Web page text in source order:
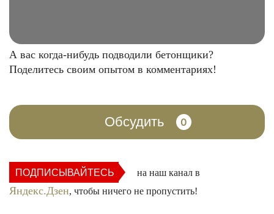
А вас когда-нибудь подводили бетонщики?
Поделитесь своим опытом в комментариях!
Обсудить 0
ПОДПИСЫВАЙТЕСЬ на наш канал в
Яндекс.Дзен, чтобы ничего не пропустить!